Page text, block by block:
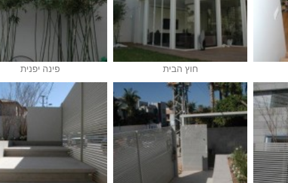
חוץ הבית פינה יפנית